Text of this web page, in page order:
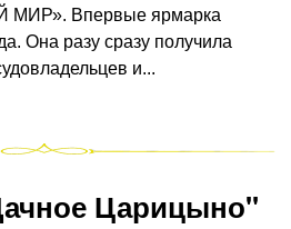
МИР». Впервые ярмарка
Она разу сразу получила
и...
Царицыно"